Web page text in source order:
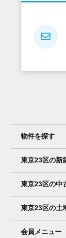
物件を探す
東京23区の新
東京23区の中
東京23区の土
会員メニュー